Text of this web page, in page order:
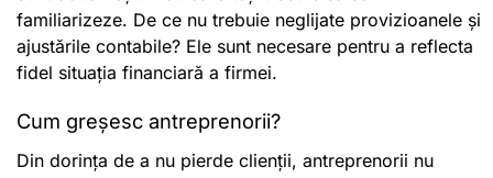
familiarizeze. De ce nu trebuie neglijate provizioanele și
ajustările contabile? Ele sunt necesare pentru a reflecta
fidel situația financiară a firmei.
Cum greșesc antreprenorii?
Din dorința de a nu pierde clienții, antreprenorii nu